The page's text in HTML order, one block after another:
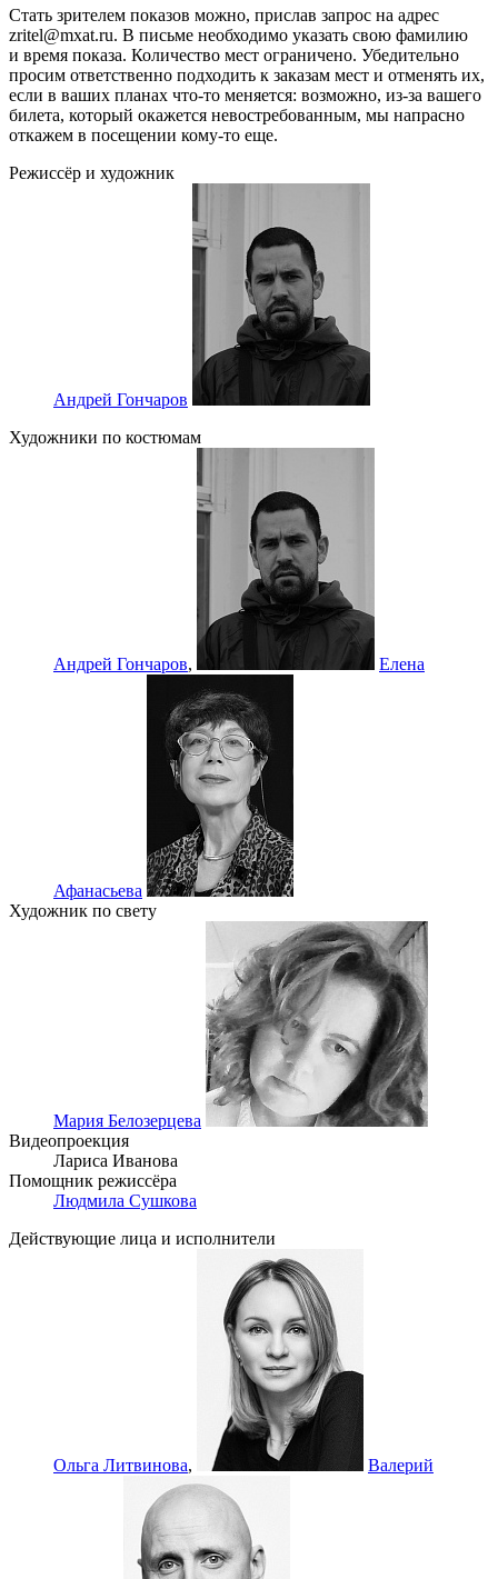
Стать зрителем показов можно, прислав запрос на адрес
zritel@mxat.ru. В письме необходимо указать свою фамилию
и время показа. Количество мест ограничено. Убедительно
просим ответственно подходить к заказам мест и отменять их,
если в ваших планах что-то меняется: возможно, из-за вашего
билета, который окажется невостребованным, мы напрасно
откажем в посещении кому-то еще.
Режиссёр и художник
Андрей Гончаров
Художники по костюмам
Андрей Гончаров, Елена
Афанасьева
Художник по свету
Мария Белозерцева
Видеопроекция
Лариса Иванова
Помощник режиссёра
Людмила Сушкова
Действующие лица и исполнители
Ольга Литвинова, Валерий